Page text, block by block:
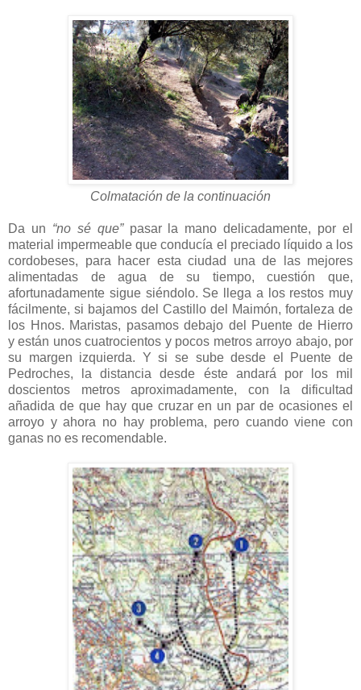
Colmatación de la continuación
Da un “no sé que”pasar la mano delicadamente, por el
material impermeable que conducía el preciado líquido a los
cordobeses, para hacer esta ciudad una de las mejores
alimentadas de agua de su tiempo, cuestión que,
afortunadamente sigue siéndolo. Se llega a los restos muy
fácilmente, si bajamos del Castillo del Maimón, fortaleza de
los Hnos. Maristas, pasamos debajo del Puente de Hierro
y están unos cuatrocientos y pocos metros arroyo abajo, por
su margen izquierda. Y si se sube desde el Puente de
Pedroches, la distancia desde éste andará por los mil
doscientos metros aproximadamente, con la dificultad
añadida de que hay que cruzar en un par de ocasiones el
arroyo y ahora no hay problema, pero cuando viene con
ganas no es recomendable.